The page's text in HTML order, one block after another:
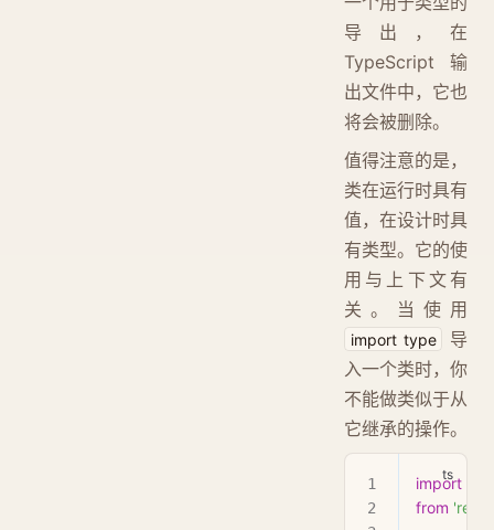
导出，在
TypeScript 输
出文件中，它也
将会被删除。
值得注意的是，
类在运行时具有
值，在设计时具
有类型。它的使
用与上下文有
关。当使用
import type
导
入一个类时，你
不能做类似于从
它继承的操作。
import
from